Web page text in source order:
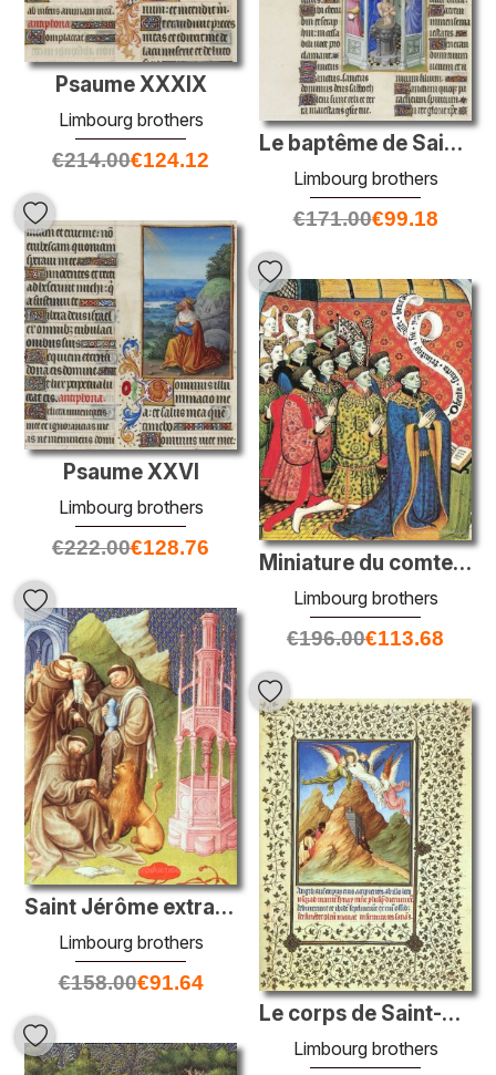
Le baptême de Saint Augustin
Limbourg brothers
€171.00€99.18
Psaume XXXIX
Limbourg brothers
€214.00€124.12
Psaume XXVI
Limbourg brothers
€222.00€128.76
Miniature du comte de Westmorland avec ses douze enfants
Limbourg brothers
€196.00€113.68
Saint Jérôme extrait une épine
Limbourg brothers
€158.00€91.64
Le corps de Saint-Catherine a été transporté au mont Sinaï
Limbourg brothers